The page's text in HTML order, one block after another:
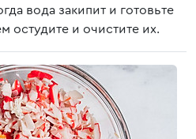
вода закипит и готовьте
остудите и очистите их.